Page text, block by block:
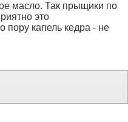
масло. Так прыщики по
это
пору капель кедра - не